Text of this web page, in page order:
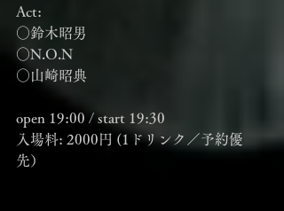
Act:
○鈴木昭男
○N.O.N
○山崎昭典
open 19:00 / start 19:30
入場料: 2000円 (1ドリンク／予約優
先）